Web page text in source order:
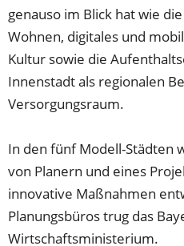
genauso im Blick hat wie
Wohnen, digitales und
Kultur sowie die
Innenstadt als regionalen
Versorgungsraum.
In den fünf Modell-Städten
von Planern und eines
innovative Maßnahmen
Planungsbüros trug das
Wirtschaftsministerium.